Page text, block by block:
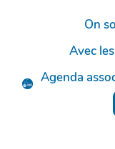
Aller au contenu
On
Avec
Agenda